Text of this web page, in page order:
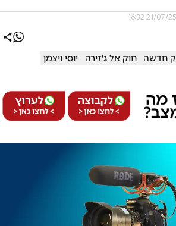
חדשה חוק אל ג'זירה
יוסי ויצמן